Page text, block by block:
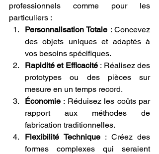
professionnels comme pour les
particuliers :
Personnalisation Totale : Concevez
des objets uniques et adaptés à
vos besoins spécifiques.
Rapidité et Efficacité : Réalisez des
prototypes ou des pièces sur
mesure en un temps record.
Économie : Réduisez les coûts par
rapport aux méthodes de
fabrication traditionnelles.
Flexibilité Technique : Créez des
formes complexes qui seraient